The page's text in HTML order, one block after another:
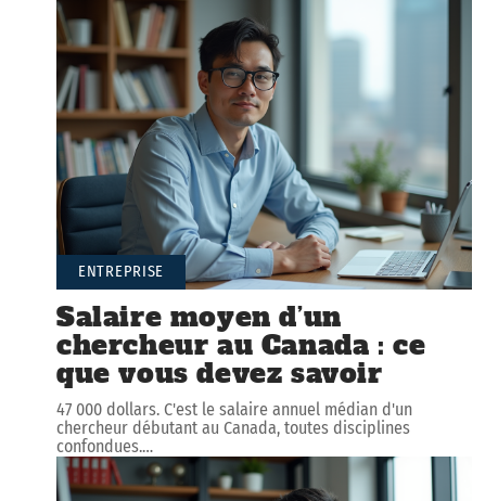
ENTREPRISE
Salaire moyen d’un
chercheur au Canada : ce
que vous devez savoir
47 000 dollars. C'est le salaire annuel médian d'un
chercheur débutant au Canada, toutes disciplines
confondues.…